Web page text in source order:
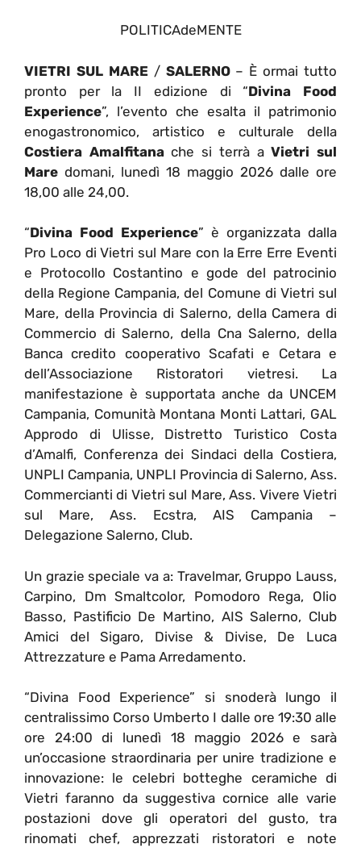
POLITICAdeMENTE
VIETRI SUL MARE/ SALERNO– È ormai tutto
pronto per la II edizione di “Divina Food
Experience”, l’evento che esalta il patrimonio
enogastronomico, artistico e culturale della
Costiera Amalfitanache si terrà aVietri sul
Mare domani, lunedì 18 maggio 2026 dalle ore
18,00 alle 24,00.
“Divina Food Experience” è organizzata dalla
Pro Loco di Vietri sul Mare con la Erre Erre Eventi
e Protocollo Costantino e gode del patrocinio
della Regione Campania, del Comune di Vietri sul
Mare, della Provincia di Salerno, della Camera di
Commercio di Salerno, della Cna Salerno, della
Banca credito cooperativo Scafati e Cetara e
dell’Associazione Ristoratori vietresi. La
manifestazione è supportata anche da UNCEM
Campania, Comunità Montana Monti Lattari, GAL
Approdo di Ulisse, Distretto Turistico Costa
d’Amalfi, Conferenza dei Sindaci della Costiera,
UNPLI Campania, UNPLI Provincia di Salerno, Ass.
Commercianti di Vietri sul Mare, Ass. Vivere Vietri
sul Mare, Ass. Ecstra, AIS Campania –
Delegazione Salerno, Club.
Un grazie speciale va a: Travelmar, Gruppo Lauss,
Carpino, Dm Smaltcolor, Pomodoro Rega, Olio
Basso, Pastificio De Martino, AIS Salerno, Club
Amici del Sigaro, Divise & Divise, De Luca
Attrezzature e Pama Arredamento.
“Divina Food Experience” si snoderà lungo il
centralissimo Corso Umberto I dalle ore 19:30 alle
ore 24:00 di lunedì 18 maggio 2026 e sarà
un’occasione straordinaria per unire tradizione e
innovazione: le celebri botteghe ceramiche di
Vietri faranno da suggestiva cornice alle varie
postazioni dove gli operatori del gusto, tra
rinomati chef, apprezzati ristoratori e note